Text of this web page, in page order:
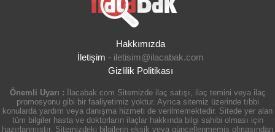
Hakkımızda
İletişim - iletisim@ilacabak.com
Gizlilik Politikası
Önemli Uyarı : İlacabak.com Sitemizde ilaç satışı, ilaç temini veya ilaç
promosyonu gibi bir faaliyetimiz yoktur. Ayrıca sitemiz üzerinde tıbbi
konularda yardım veya danışma hizmeti de verilmemektedir. Sitede yer alan
tüm bilgiler hasta ve doktorların ilaçlar hakkında bilgi sahibi olması için
hazırlanmıştır. Sitemizdeki bilgilerin eksik veya güncellenmemiş olmasından